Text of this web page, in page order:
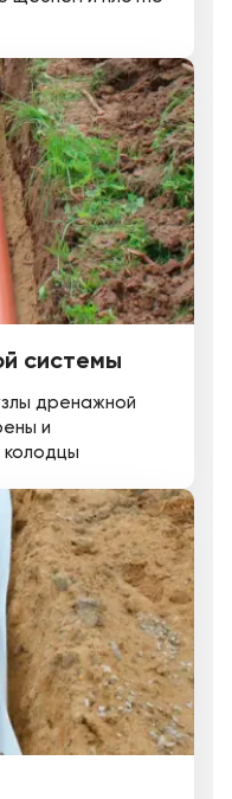
системы
дренажной
и
колодцы